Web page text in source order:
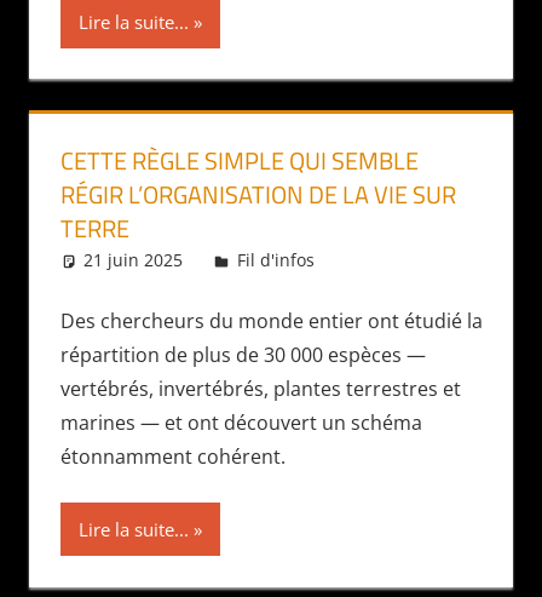
Lire la suite...
CETTE RÈGLE SIMPLE QUI SEMBLE
RÉGIR L’ORGANISATION DE LA VIE SUR
TERRE
21 juin 2025 Daniel
Fil d'infos
Des chercheurs du monde entier ont étudié la
répartition de plus de 30 000 espèces —
vertébrés, invertébrés, plantes terrestres et
marines — et ont découvert un schéma
étonnamment cohérent.
Lire la suite...